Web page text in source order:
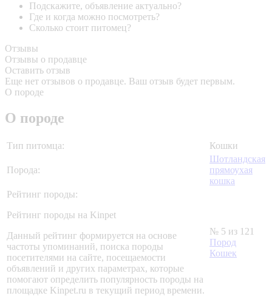
Подскажите, объявление актуально?
Где и когда можно посмотреть?
Сколько стоит питомец?
Отзывы
Отзывы о продавце
Оставить отзыв
Еще нет отзывов о продавце. Ваш отзыв будет первым.
О породе
О породе
Тип питомца: Кошки
Порода:
Шотландская
прямоухая
кошка
Рейтинг породы:
Рейтинг породы на Kinpet
Данный рейтинг формируется на основе
частоты упоминаний, поиска породы
посетителями на сайте, посещаемости
объявлений и других параметрах, которые
помогают определить популярность породы на
площадке Kinpet.ru в текущий период времени.
№ 5 из 121
Пород
Кошек